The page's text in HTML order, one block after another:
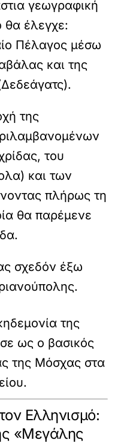
γεωγραφική
θα έλεγχε:
Πέλαγος μέσω
και της
της
του
και των
πλήρως τη
θα παρέμενε
σχεδόν έξω
της
ως ο βασικός
της Μόσχας στα
Ελληνισμό:
«Μεγάλης